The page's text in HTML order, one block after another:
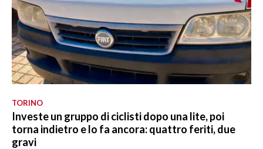
TORINO
Investe un gruppo di ciclisti dopo una lite, poi
torna indietro e lo fa ancora: quattro feriti, due
gravi